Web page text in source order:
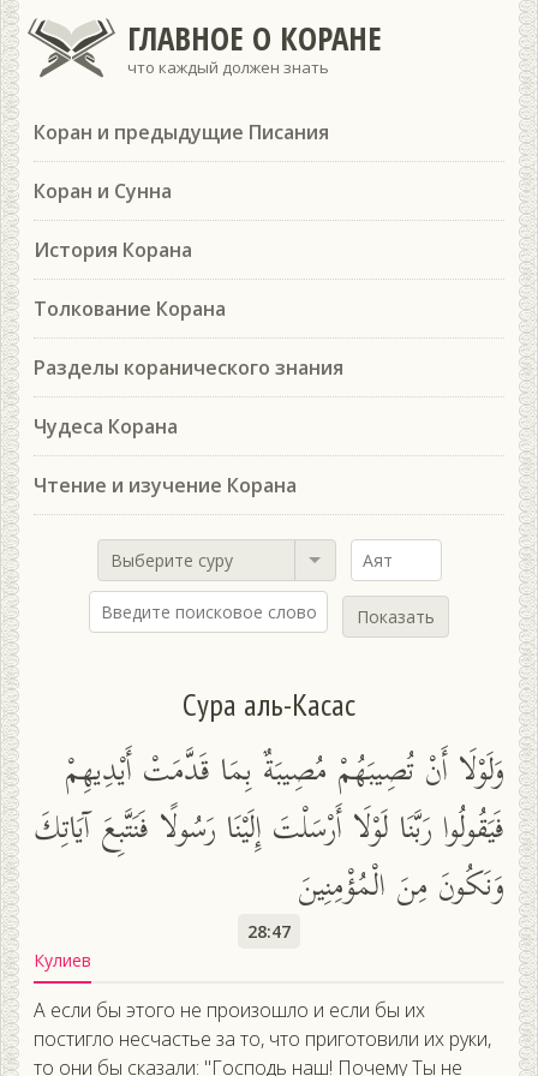
ГЛАВНОЕ О КОРАНЕ
что каждый должен знать
Коран и предыдущие Писания
Коран и Сунна
История Корана
Толкование Корана
Разделы коранического знания
Чудеса Корана
Чтение и изучение Корана
Выберите суру
Показать
Сура аль-Касас
وَلَوْلَا أَنْ تُصِيبَهُمْ مُصِيبَةٌ بِمَا قَدَّمَتْ أَيْدِيهِمْ
فَيَقُولُوا رَبَّنَا لَوْلَا أَرْسَلْتَ إِلَيْنَا رَسُولًا فَنَتَّبِعَ آيَاتِكَ
وَنَكُونَ مِنَ الْمُؤْمِنِينَ
28:47
Кулиев
А если бы этого не произошло и если бы их
постигло несчастье за то, что приготовили их руки,
то они бы сказали: "Господь наш! Почему Ты не